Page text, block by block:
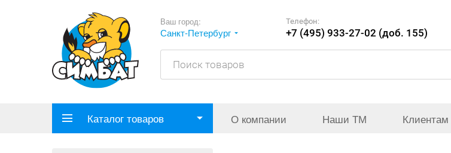
Ваш город:
Санкт-Петербург
Телефон:
+7 (495) 933-27-02 (доб. 155)
Каталог товаров О компании Наши ТМ Клиентам